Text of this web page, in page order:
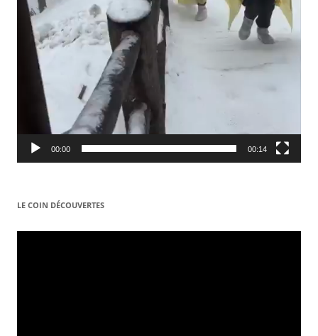
00:00 00:14
LE COIN DÉCOUVERTES
Video